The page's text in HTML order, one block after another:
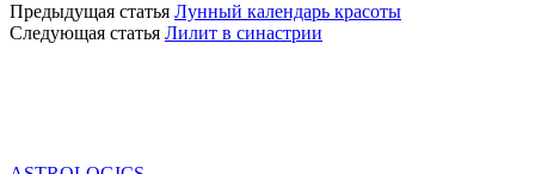
Предыдущая статья Лунный календарь красоты
Следующая статья Лилит в синастрии